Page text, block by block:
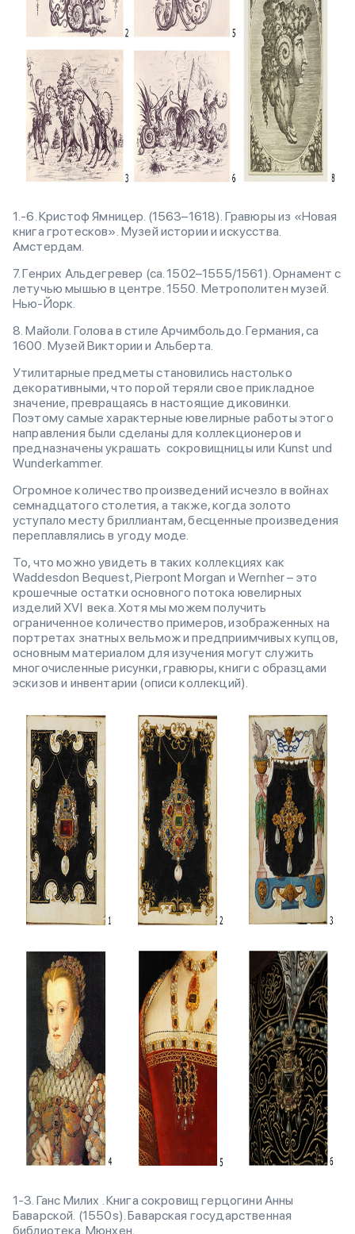
1.-6. Кристоф Ямницер. (1563–1618). Гравюры из «Новая
книга гротесков». Музей истории и искусства.
Амстердам.
7. Генрих Альдегревер (ca. 1502–1555/1561). Орнамент с
летучью мышью в центре. 1550. Метрополитен музей.
Нью-Йорк.
8. Майоли. Голова в стиле Арчимбольдо. Германия, сa
1600. Музей Виктории и Альберта.
Утилитарные предметы становились настолько
декоративными, что порой теряли свое прикладное
значение, превращаясь в настоящие диковинки.
Поэтому самые характерные ювелирные работы этого
направления были сделаны для коллекционеров и
предназначены украшать сокровищницы или Kunst und
Wunderkammer.
Огромное количество произведений исчезло в войнах
семнадцатого столетия, а также, когда золото
уступало месту бриллиантам, бесценные произведения
переплавлялись в угоду моде.
То, что можно увидеть в таких коллекциях как
Waddesdon Bequest, Pierpont Morgan и Wernher – это
крошечные остатки основного потока ювелирных
изделий XVI века. Хотя мы можем получить
ограниченное количество примеров, изображенных на
портретах знатных вельмож и предприимчивых купцов,
основным материалом для изучения могут служить
многочисленные рисунки, гравюры, книги с образцами
эскизов и инвентарии (описи коллекций).
1-3. Ганс Милих . Книга сокровищ герцогини Анны
Баварской. (1550s). Баварская государственная
библиотека. Мюнхен.